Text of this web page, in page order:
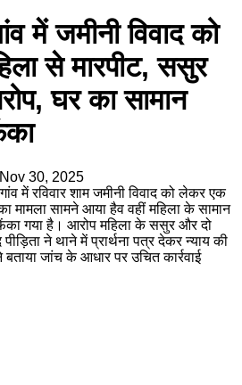
में जमीनी विवाद को
से मारपीट, ससुर
घर का सामान
Nov 30, 2025
में रविवार शाम जमीनी विवाद को लेकर एक
मामला सामने आया हैव वहीं महिला के सामान
गया है। आरोप महिला के ससुर और दो
ने थाने में प्रार्थना पत्र देकर न्याय की
बताया जांच के आधार पर उचित कार्रवाई